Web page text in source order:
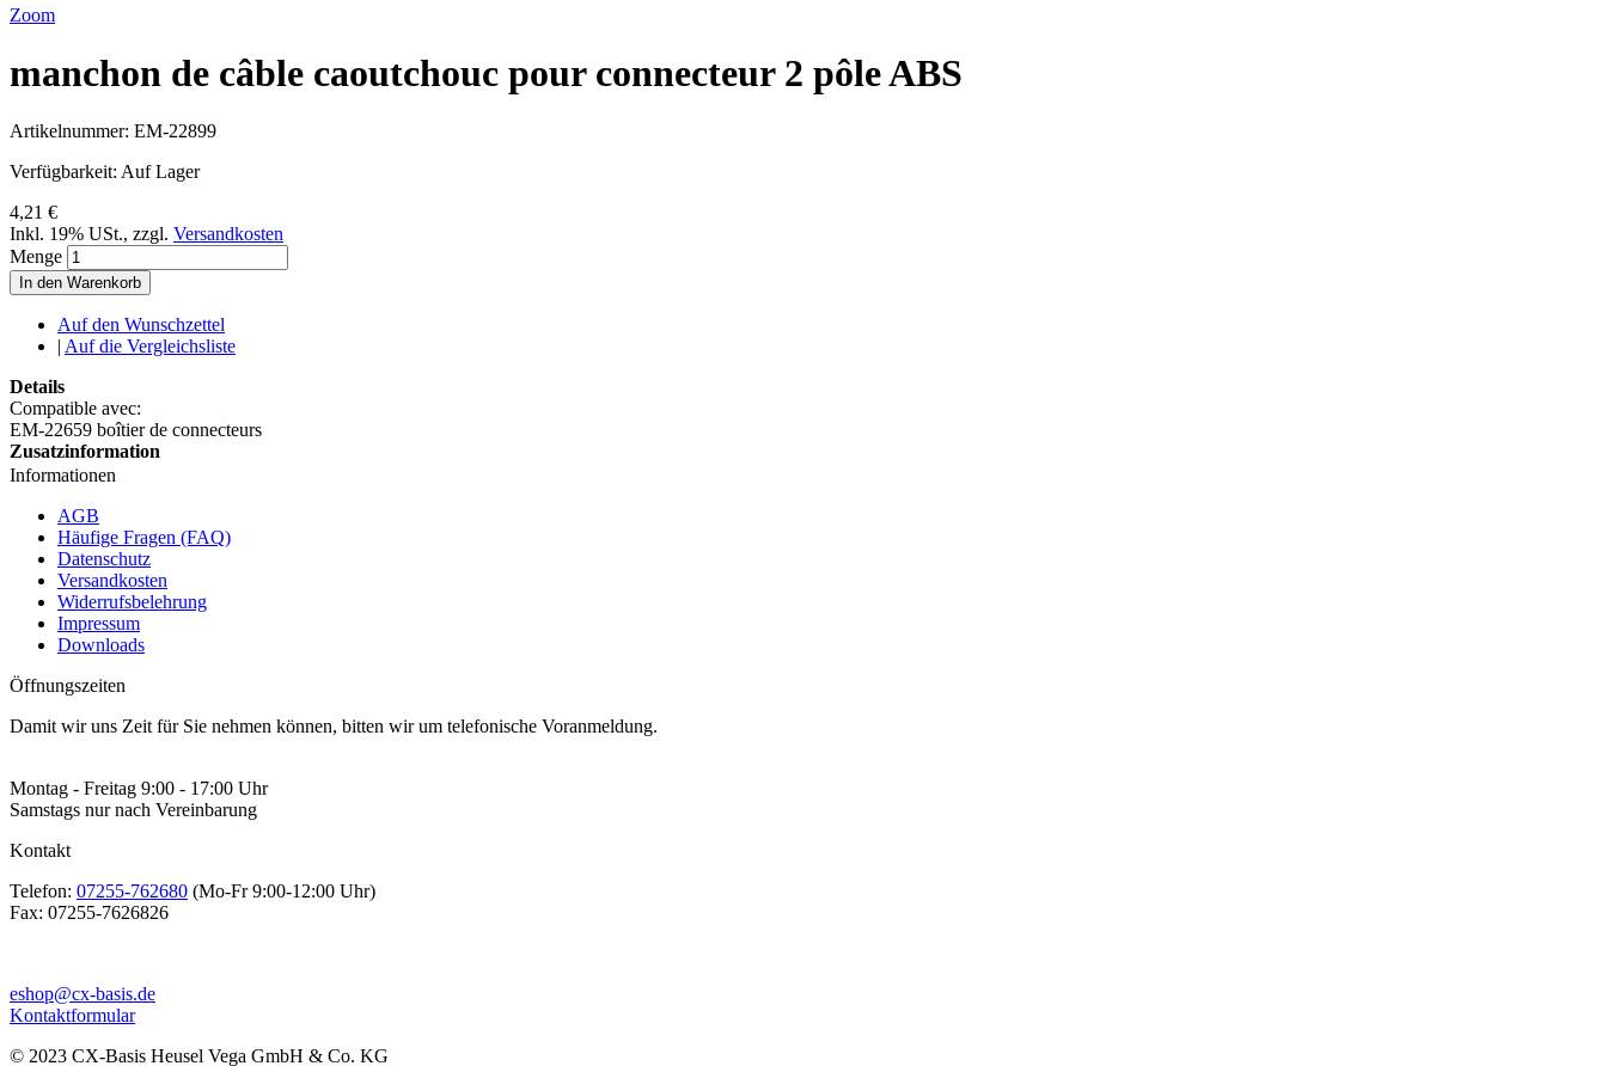
Zoom
manchon de câble caoutchouc pour connecteur 2 pôle ABS
Artikelnummer: EM-22899
Verfügbarkeit: Auf Lager
4,21 €
Inkl. 19% USt., zzgl. Versandkosten
Menge
In den Warenkorb
Auf den Wunschzettel
| Auf die Vergleichsliste
Details
Compatible avec:
EM-22659 boîtier de connecteurs
Zusatzinformation
Informationen
AGB
Häufige Fragen (FAQ)
Datenschutz
Versandkosten
Widerrufsbelehrung
Impressum
Downloads
Öffnungszeiten
Damit wir uns Zeit für Sie nehmen können, bitten wir um telefonische Voranmeldung.
Montag - Freitag 9:00 - 17:00 Uhr
Samstags nur nach Vereinbarung
Kontakt
Telefon: 07255-762680 (Mo-Fr 9:00-12:00 Uhr)
Fax: 07255-7626826
eshop@cx-basis.de
Kontaktformular
© 2023 CX-Basis Heusel Vega GmbH & Co. KG